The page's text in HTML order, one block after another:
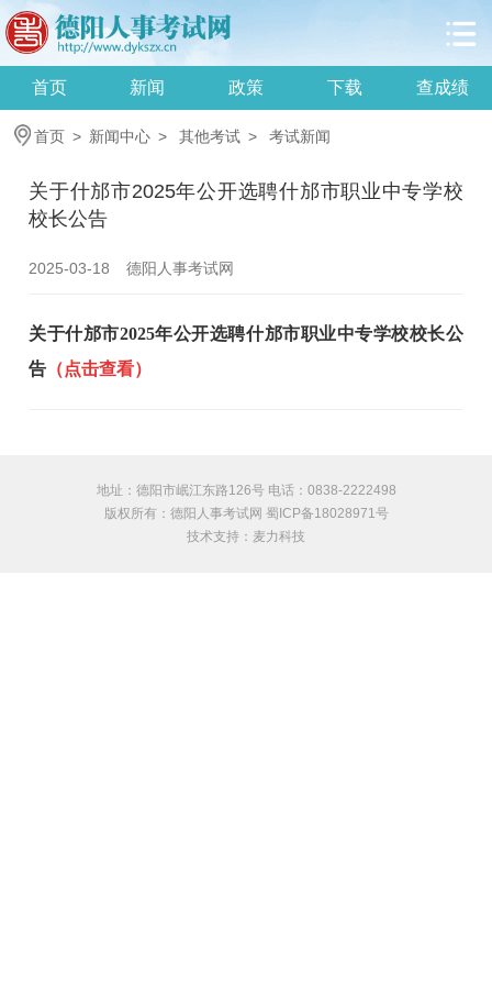
首页 新闻 政策 下载 查成绩
首页 > 新闻中心 > 其他考试 > 考试新闻
关于什邡市2025年公开选聘什邡市职业中专学校
校长公告
2025-03-18 德阳人事考试网
关于什邡市2025年公开选聘什邡市职业中专学校校长公
告 （点击查看）
地址：德阳市岷江东路126号 电话：0838-2222498
版权所有：德阳人事考试网 蜀ICP备18028971号
技术支持： 麦力科技